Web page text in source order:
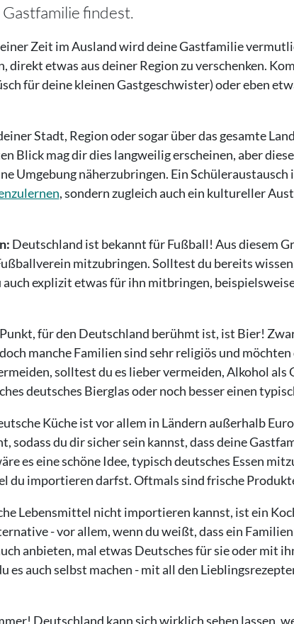
findest.
Zeit im Ausland wird deine Gastfamilie
direkt etwas aus deiner Region zu verschenken.
für deine kleinen Gastgeschwister) oder eben
Stadt, Region oder sogar über das gesamte
Blick mag dir dies langweilig erscheinen, aber
Umgebung näherzubringen. Ein
, sondern zugleich auch ein kultureller
Deutschland ist bekannt für Fußball! Aus diesem
mitzubringen. Solltest du bereits
explizit etwas für ihn mitbringen,
für den Deutschland berühmt ist, ist Bier!
manche Familien sind sehr religiös und
solltest du es lieber vermeiden, Alkohol als
deutsches Bierglas oder noch besser einen
Küche ist vor allem in Ländern außerhalb
sodass du dir sicher sein kannst, dass deine
es eine schöne Idee, typisch deutsches Essen
du importieren darfst. Oftmals sind frische
Lebensmittel nicht importieren kannst, ist ein
- vor allem, wenn du weißt, dass ein
anbieten, mal etwas Deutsches für sie oder mit
es auch selbst machen - mit all den
Deutschland kann sich wirklich sehen lassen,